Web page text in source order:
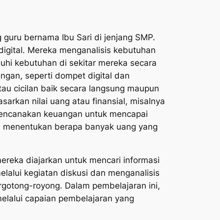
bernama Ibu Sari di jenjang SMP.
Mereka menganalisis kebutuhan
kebutuhan di sekitar mereka secara
seperti dompet digital dan
cicilan baik secara langsung maupun
nilai uang atau finansial, misalnya
keuangan untuk mencapai
berapa banyak uang yang
diajarkan untuk mencari informasi
kegiatan diskusi dan menganalisis
royong. Dalam pembelajaran ini,
capaian pembelajaran yang